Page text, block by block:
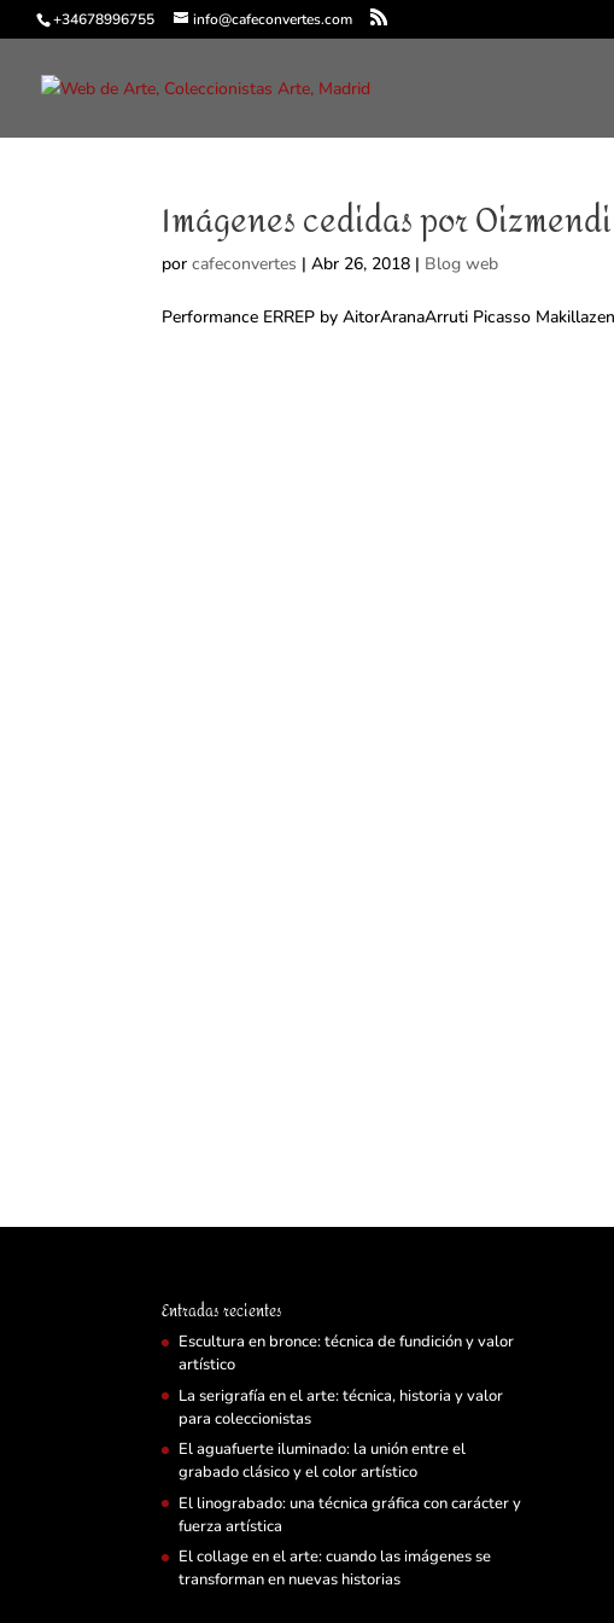
+34678996755 info@cafeconvertes.com
Imágenes cedidas por
porcafeconvertes |Abr 26, 2018 | Blog web
Performance ERREP by AitorAranaArruti Picasso Makillazen
Entradas recientes
Escultura en bronce: técnica de fundición y valor
artístico
La serigrafía en el arte: técnica, historia y valor
para coleccionistas
El aguafuerte iluminado: la unión entre el
grabado clásico y el color artístico
El linograbado: una técnica gráfica con carácter y
fuerza artística
El collage en el arte: cuando las imágenes se
transforman en nuevas historias